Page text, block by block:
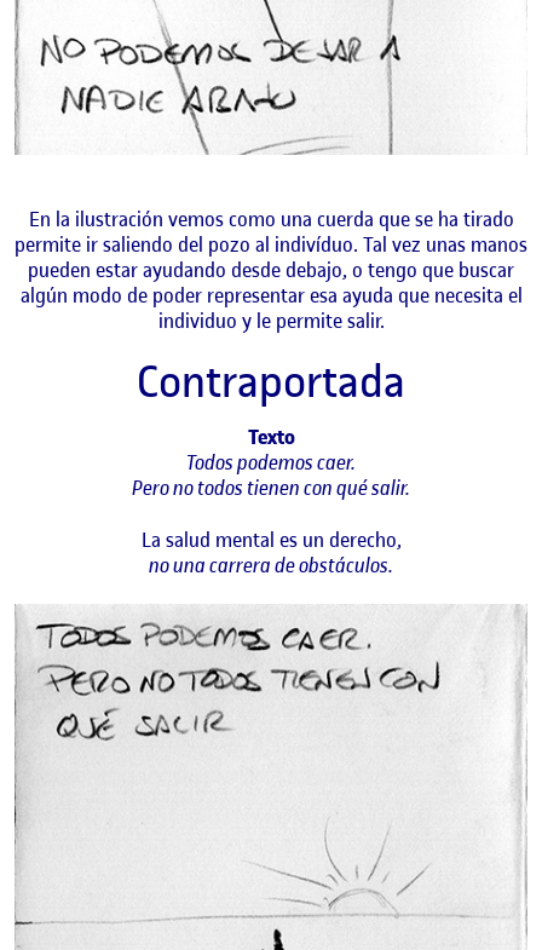
En la ilustración vemos como una cuerda que se ha tirado
permite ir saliendo del pozo al indivíduo. Tal vez unas manos
pueden estar ayudando desde debajo, o tengo que buscar
algún modo de poder representar esa ayuda que necesita el
individuo y le permite salir.
Contraportada
Texto
Todos podemos caer.
Pero no todos tienen con qué salir.
La salud mental es un derecho,
no una carrera de obstáculos.